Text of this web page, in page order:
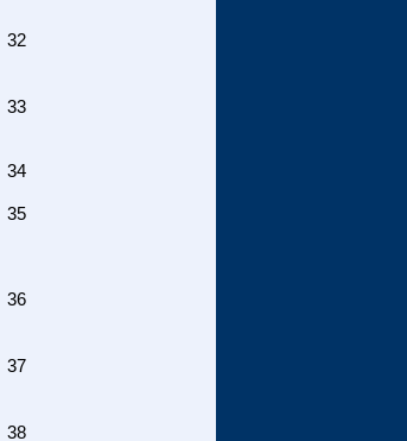
32
33
34
35
36
37
38